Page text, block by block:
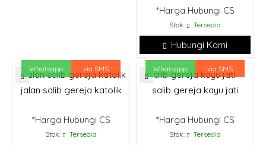
*Harga Hubungi CS
Stok: Tersedia
Hubungi Kami
Whatsapp via SMS
jalan salib gereja katolik
*Harga Hubungi CS
Stok: Tersedia
Whatsapp via SMS
salib gereja kayu jati
*Harga Hubungi CS
Stok: Tersedia